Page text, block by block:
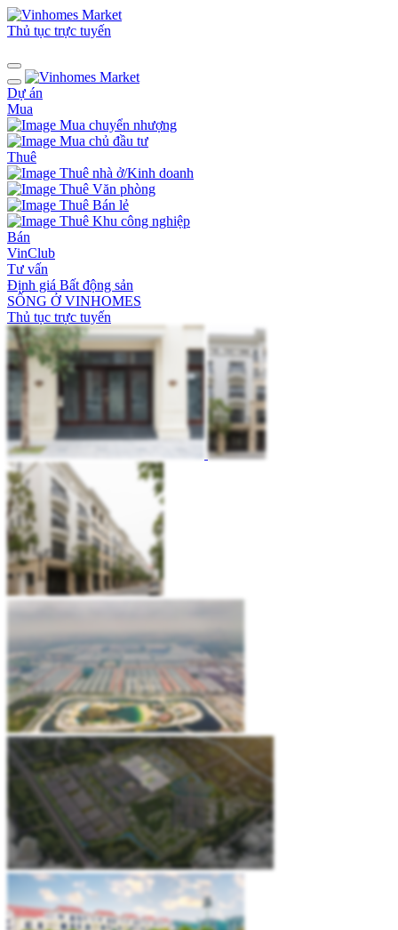
Thủ tục trực tuyến
Dự án
Mua
Mua chuyển nhượng
Mua chủ đầu tư
Thuê
Thuê nhà ở/Kinh doanh
Thuê Văn phòng
Thuê Bán lẻ
Thuê Khu công nghiệp
Bán
VinClub
Tư vấn
Định giá Bất động sản
SỐNG Ở VINHOMES
Thủ tục trực tuyến